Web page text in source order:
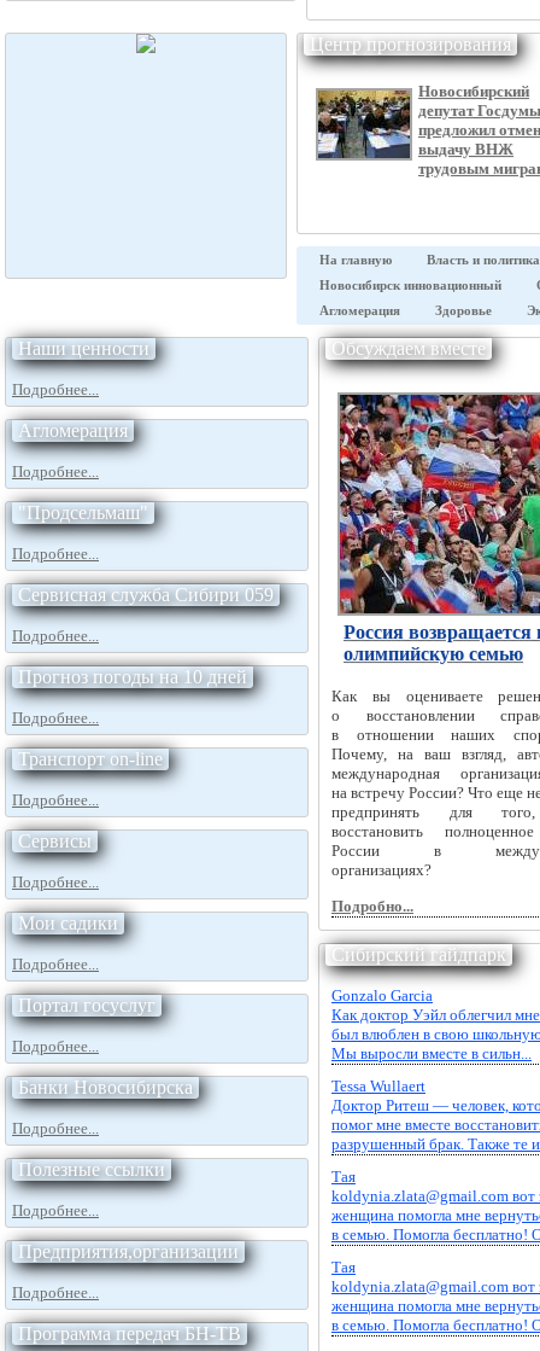
Центр прогнозирования
Новосибирский
депутат Госдумы
предложил
выдачу ВНЖ
трудовым
На главную
Власть и политика
Новосибирск инновационный
Агломерация
Здоровье
Наши ценности
Подробнее...
Агломерация
Подробнее...
"Продсельмаш"
Подробнее...
Сервисная служба Сибири 059
Подробнее...
Прогноз погоды на 10 дней
Подробнее...
Транспорт on-line
Подробнее...
Сервисы
Подробнее...
Мои садики
Подробнее...
Портал госуслуг
Подробнее...
Банки Новосибирска
Подробнее...
Полезные ссылки
Подробнее...
Предприятия,организации
Подробнее...
Программа передач БН-ТВ
Обсуждаем вместе
Россия возвращается
олимпийскую семью
Как вы оцениваете
о восстановлении
в отношении наших
Почему, на ваш взгляд,
международная
на встречу России? Что еще
предпринять для
восстановить
России в
организациях?
Подробно...
Сибирский гайдпарк
Gonzalo Garcia
Как доктор Уэйл облегчил
был влюблен в свою
Мы выросли вместе в сильн...
Tessa Wullaert
Доктор Ритеш — человек,
помог мне вместе
разрушенный брак. Также те
Тая
koldynia.zlata@gmail.com вот
женщина помогла мне
в семью. Помогла бесплатно!
Тая
koldynia.zlata@gmail.com вот
женщина помогла мне
в семью. Помогла бесплатно!